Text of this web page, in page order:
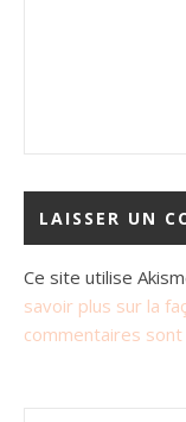
Ce site utilise
savoir plus sur la
commentaires